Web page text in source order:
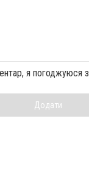
я погоджуюся з
Додати